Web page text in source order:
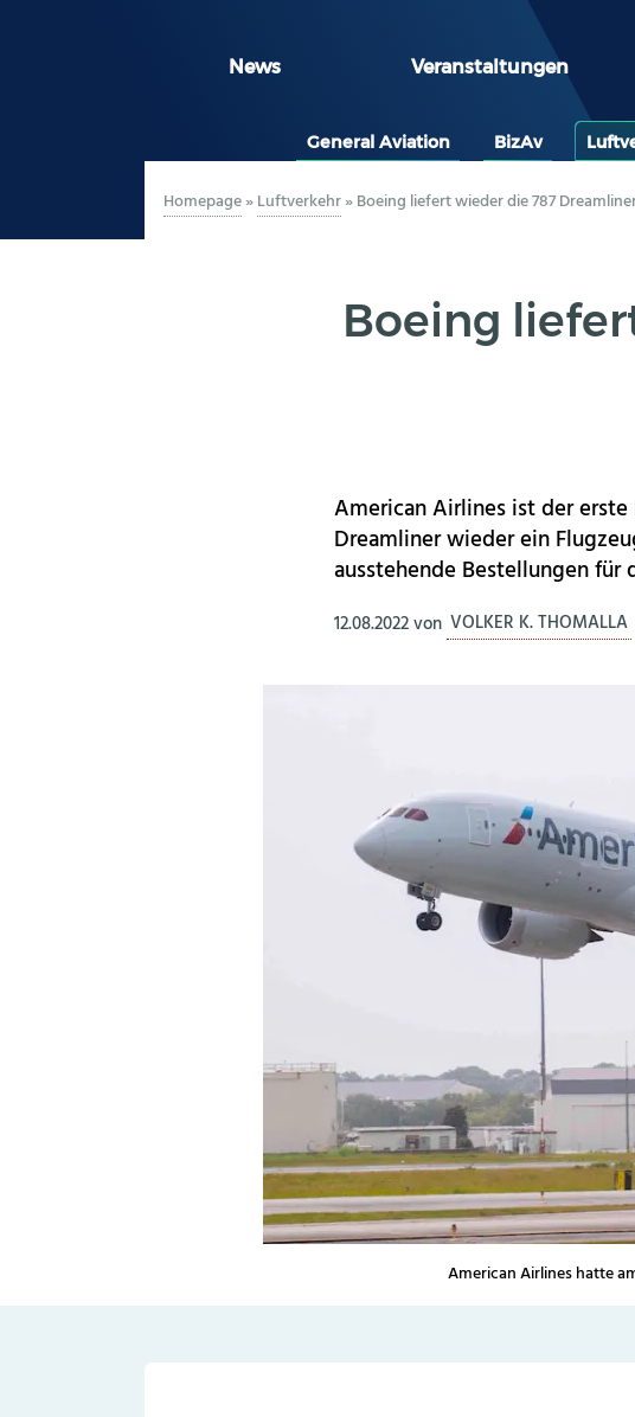
News Veranstaltungen
General Aviation BizAv
Homepage»Luftverkehr»Boeing liefert wieder die 787
Boeing
American Airlines ist der
Dreamliner wieder ein
ausstehende Bestellungen für
12.08.2022von VOLKER K. THOMALLA
American Airlines hatte